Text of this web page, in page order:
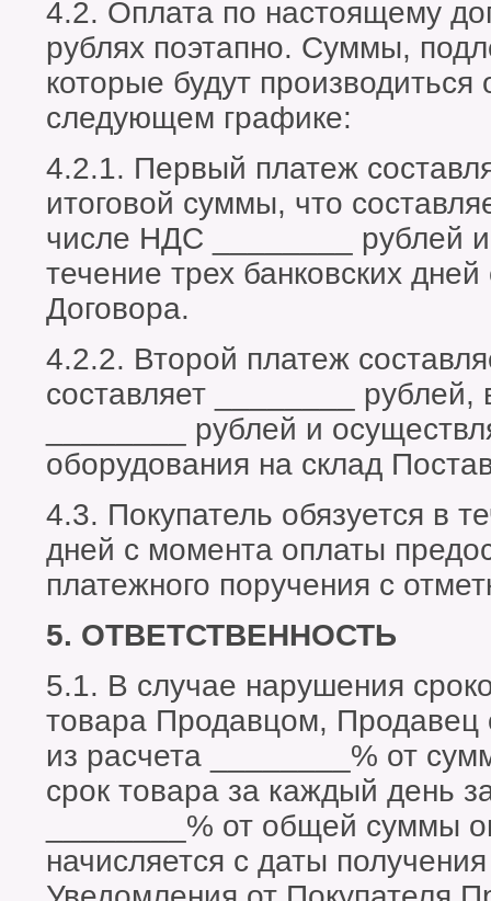
4.2. Оплата по настоящему
рублях поэтапно. Суммы,
которые будут
следующем графике:
4.2.1. Первый платеж
итоговой суммы, что
числе НДС ________ рублей
течение трех банковских
Договора.
4.2.2. Второй платеж
составляет ________
________ рублей и
оборудования на склад
4.3. Покупатель обязуется в
дней с момента оплаты
платежного поручения с
5. ОТВЕТСТВЕННОСТЬ
5.1. В случае нарушения
товара Продавцом, Продавец
из расчета ________% от
срок товара за каждый день
________% от общей суммы
начисляется с даты